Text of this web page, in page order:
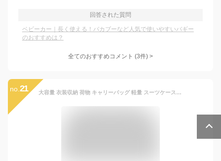
回答された質問
ベビーカー｜長く使える！バカブーなど人気で使いやすいバギー
のおすすめは？
全てのおすすめコメント (3件) >
no. 21 大容量 衣装収納 荷物 キャリーバッグ 軽量 スーツケース 折りたたみ お買い物キャリー エコバッグ キャスター付き ショッピング トラベル キャリーバッグ 冠婚葬祭 ファスナー開閉 里帰り 旅行 ライブ 合宿 温泉 入院 機内持ち込みOK ソフトキャリーバッグ